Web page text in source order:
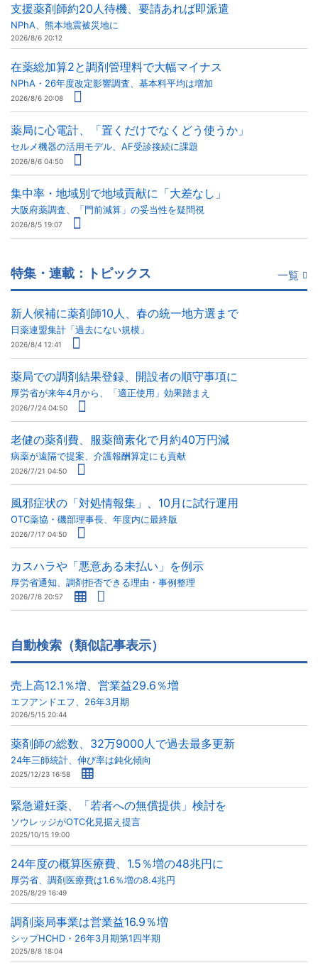
支援薬剤師約20人待機、要請あれば即派遣
NPhA、熊本地震被災地に
2026/8/6 20:12
在薬総加算2と調剤管理料で大幅マイナス
NPhA・26年度改定影響調査、基本料平均は増加
2026/8/6 20:08
薬局に心電計、「置くだけでなくどう使うか」
セルメ機器の活用モデル、AF受診接続に課題
2026/8/6 04:50
集中率・地域別で地域貢献に「大差なし」
大阪府薬調査、「門前減算」の妥当性を疑問視
2026/8/5 19:07
特集・連載：トピックス 一覧
新人候補に薬剤師10人、春の統一地方選まで
日薬連盟集計「過去にない規模」
2026/8/4 12:41
薬局での調剤結果登録、開設者の順守事項に
厚労省が来年4月から、「適正使用」効果踏まえ
2026/7/24 04:50
老健の薬剤費、服薬簡素化で月約40万円減
病薬が遠隔で提案、介護報酬算定にも貢献
2026/7/21 04:50
風邪症状の「対処情報集」、10月に試行運用
OTC薬協・磯部理事長、年度内に最終版
2026/7/17 04:50
カスハラや「悪意ある未払い」を例示
厚労省通知、調剤拒否できる理由・事例整理
2026/7/8 20:57
自動検索（類似記事表示）
売上高12.1％増、営業益29.6％増
エフアンドエフ、26年3月期
2026/5/15 20:44
薬剤師の総数、32万9000人で過去最多更新
24年三師統計、伸び率は鈍化傾向
2025/12/23 16:58
緊急避妊薬、「若者への無償提供」検討を
ソウレッジがOTC化見据え提言
2025/10/15 19:00
24年度の概算医療費、1.5％増の48兆円に
厚労省、調剤医療費は1.6％増の8.4兆円
2025/8/29 16:49
調剤薬局事業は営業益16.9％増
シップHCHD・26年3月期第1四半期
2025/8/8 18:04